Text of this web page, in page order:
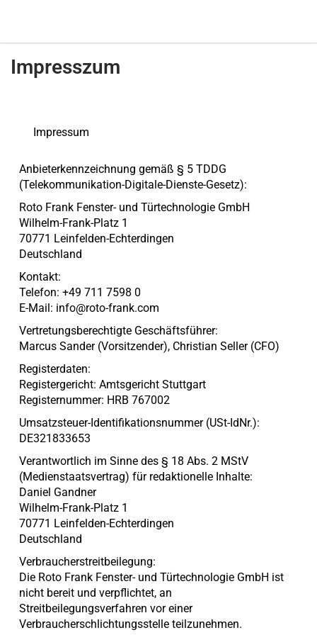
Impresszum
Impressum
Anbieterkennzeichnung gemäß § 5 TDDG
(Telekommunikation-Digitale-Dienste-Gesetz):
Roto Frank Fenster- und Türtechnologie GmbH
Wilhelm-Frank-Platz 1
70771 Leinfelden-Echterdingen
Deutschland
Kontakt:
Telefon: +49 711 7598 0
E-Mail: info@roto-frank.com
Vertretungsberechtigte Geschäftsführer:
Marcus Sander (Vorsitzender), Christian Seller (CFO)
Registerdaten:
Registergericht: Amtsgericht Stuttgart
Registernummer: HRB 767002
Umsatzsteuer-Identifikationsnummer (USt-IdNr.):
DE321833653
Verantwortlich im Sinne des § 18 Abs. 2 MStV
(Medienstaatsvertrag) für redaktionelle Inhalte:
Daniel Gandner
Wilhelm-Frank-Platz 1
70771 Leinfelden-Echterdingen
Deutschland
Verbraucherstreitbeilegung:
Die Roto Frank Fenster- und Türtechnologie GmbH ist
nicht bereit und verpflichtet, an
Streitbeilegungsverfahren vor einer
Verbraucherschlichtungsstelle teilzunehmen.